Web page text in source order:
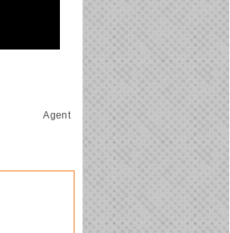
Agent